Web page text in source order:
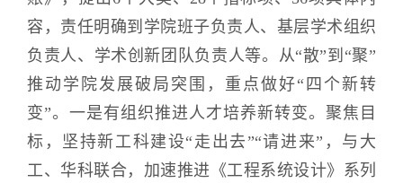
容，责任明确到学院班子负责人、基层学术组织
负责人、学术创新团队负责人等。从“散”到“聚”
推动学院发展破局突围，重点做好“四个新转
变”。一是有组织推进人才培养新转变。聚焦目
标，坚持新工科建设“走出去”“请进来”，与大
工、华科联合，加速推进《工程系统设计》系列